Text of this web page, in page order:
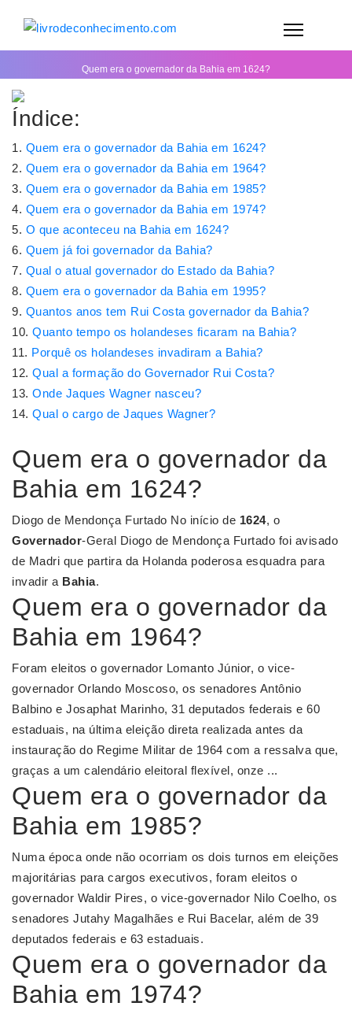
Quem era o governador da Bahia em 1624?
Índice:
Quem era o governador da Bahia em 1624?
Quem era o governador da Bahia em 1964?
Quem era o governador da Bahia em 1985?
Quem era o governador da Bahia em 1974?
O que aconteceu na Bahia em 1624?
Quem já foi governador da Bahia?
Qual o atual governador do Estado da Bahia?
Quem era o governador da Bahia em 1995?
Quantos anos tem Rui Costa governador da Bahia?
Quanto tempo os holandeses ficaram na Bahia?
Porquê os holandeses invadiram a Bahia?
Qual a formação do Governador Rui Costa?
Onde Jaques Wagner nasceu?
Qual o cargo de Jaques Wagner?
Quem era o governador da
Bahia em 1624?
Diogo de Mendonça Furtado No início de 1624, o
Governador-Geral Diogo de Mendonça Furtado foi avisado
de Madri que partira da Holanda poderosa esquadra para
invadir a Bahia.
Quem era o governador da
Bahia em 1964?
Foram eleitos o governador Lomanto Júnior, o vice-
governador Orlando Moscoso, os senadores Antônio
Balbino e Josaphat Marinho, 31 deputados federais e 60
estaduais, na última eleição direta realizada antes da
instauração do Regime Militar de 1964 com a ressalva que,
graças a um calendário eleitoral flexível, onze ...
Quem era o governador da
Bahia em 1985?
Numa época onde não ocorriam os dois turnos em eleições
majoritárias para cargos executivos, foram eleitos o
governador Waldir Pires, o vice-governador Nilo Coelho, os
senadores Jutahy Magalhães e Rui Bacelar, além de 39
deputados federais e 63 estaduais.
Quem era o governador da
Bahia em 1974?